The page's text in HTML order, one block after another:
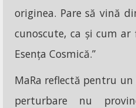
originea. Pare să vină
cunoscute, ca și cum
Esența Cosmică.”
MaRa reflectă pentru un
perturbare nu